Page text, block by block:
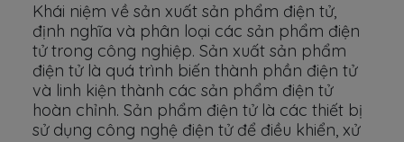
Khái niệm về sản xuất sản phẩm điện tử,
định nghĩa và phân loại các sản phẩm điện
tử trong công nghiệp. Sản xuất sản phẩm
điện tử là quá trình biến thành phần điện tử
và linh kiện thành các sản phẩm điện tử
hoàn chỉnh. Sản phẩm điện tử là các thiết bị
sử dụng công nghệ điện tử để điều khiển, xử